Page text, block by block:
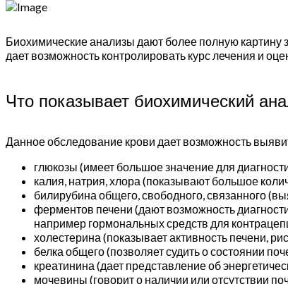
Биохимические анализы дают более полную картину
дает возможность контролировать курс лечения и
Что показывает биохимический
Данное обследование крови дает возможность
глюкозы (имеет большое значение для
калия, натрия, хлора (показывают большое
билирубина общего, свободного, связанного
ферментов печени (дают возможность
например гормональных средств для
холестерина (показывает активность печени,
белка общего (позволяет судить о состоянии
креатинина (дает представление об
мочевины (говорит о наличии или отсутствии